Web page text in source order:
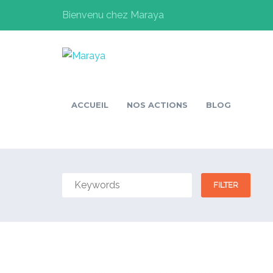
Bienvenu chez Maraya
ACCUEIL NOS ACTIONS BLOG